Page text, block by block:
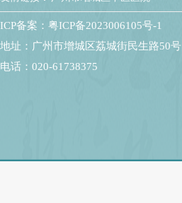
ICP备案：粤ICP备2023006105号-1
地址：广州市增城区荔城街民生路50号
电话：020-61738375